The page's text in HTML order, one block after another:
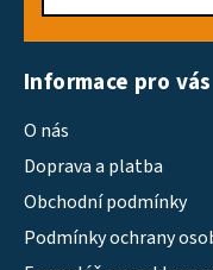
Informace pro vás
O nás
Doprava a platba
Obchodní podmínky
Podmínky ochrany